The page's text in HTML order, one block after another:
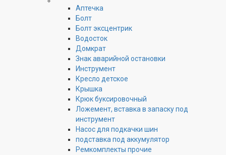
Аптечка
Болт
Болт эксцентрик
Водосток
Домкрат
Знак аварийной остановки
Инструмент
Кресло детское
Крышка
Крюк буксировочный
Ложемент, вставка в запаску под
инструмент
Насос для подкачки шин
подставка под аккумулятор
Ремкомплекты прочие